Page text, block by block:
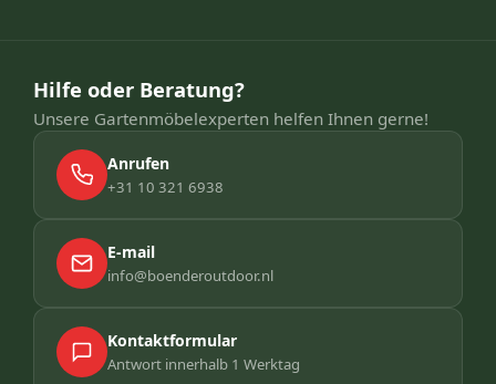
Hilfe oder Beratung?
Unsere Gartenmöbelexperten helfen Ihnen gerne!
Anrufen
+31 10 321 6938
E-mail
info@boenderoutdoor.nl
Kontaktformular
Antwort innerhalb 1 Werktag